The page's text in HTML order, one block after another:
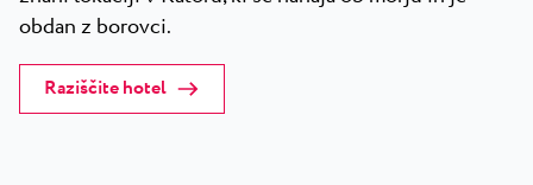
obdan z borovci.
Raziščite hotel